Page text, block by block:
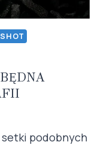
podobnych